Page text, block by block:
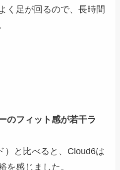
く足が回るので、長時間
のフィット感が若干ラ
）と比べると、Cloud6は
を感じました。